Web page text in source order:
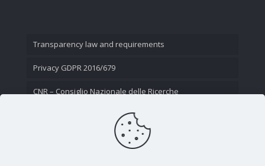
Transparency law and requirements
Privacy GDPR 2016/679
CNR – Consiglio Nazionale delle Ricerche